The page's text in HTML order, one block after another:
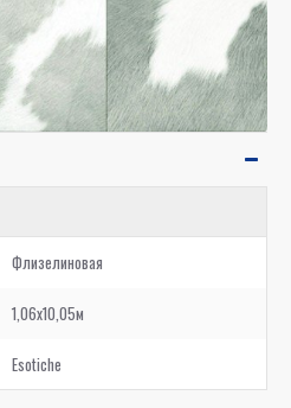
Флизелиновая
1,06x10,05м
Esotiche